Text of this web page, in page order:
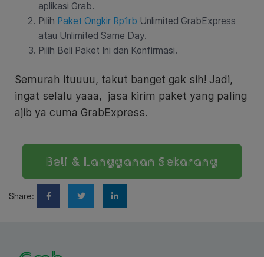
aplikasi Grab.
Pilih Paket Ongkir Rp1rb Unlimited GrabExpress
atau Unlimited Same Day.
Pilih Beli Paket Ini dan Konfirmasi.
Semurah ituuuu, takut banget gak sih! Jadi,
ingat selalu yaaa, jasa kirim paket yang paling
ajib ya cuma GrabExpress.
Beli & Langganan Sekarang
Share: